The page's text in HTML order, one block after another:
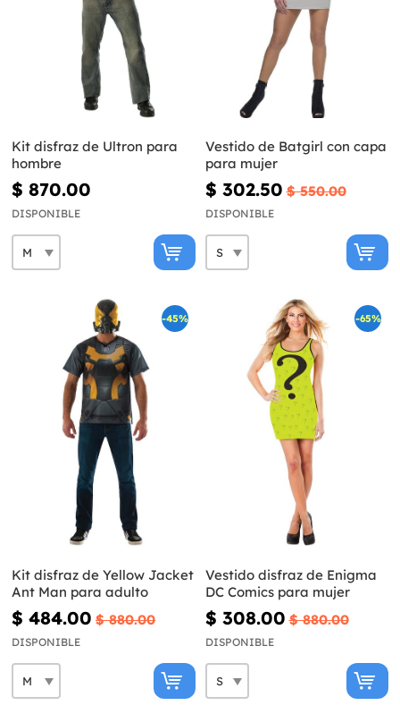
Kit disfraz de Ultron para
hombre
$ 870.00
DISPONIBLE
Vestido de Batgirl con capa
para mujer
$ 302.50 $ 550.00
DISPONIBLE
-45%
Kit disfraz de Yellow Jacket
Ant Man para adulto
$ 484.00 $ 880.00
DISPONIBLE
-65%
Vestido disfraz de Enigma
DC Comics para mujer
$ 308.00 $ 880.00
DISPONIBLE